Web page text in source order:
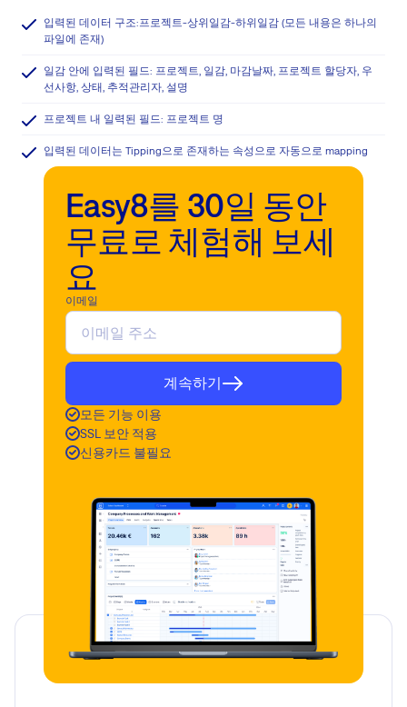
입력된 데이터 구조:프로젝트-상위일감-하위일감 (모든 내용은 하나의
파일에 존재)
일감 안에 입력된 필드: 프로젝트, 일감, 마감날짜, 프로젝트 할당자, 우
선사항, 상태, 추적관리자, 설명
프로젝트 내 일력된 필드: 프로젝트 명
입력된 데이터는 Tipping으로 존재하는 속성으로 자동으로 mapping
Easy8를 30일 동안
무료로 체험해 보세
요
이메일
계속하기
모든 기능 이용
SSL 보안 적용
신용카드 불필요